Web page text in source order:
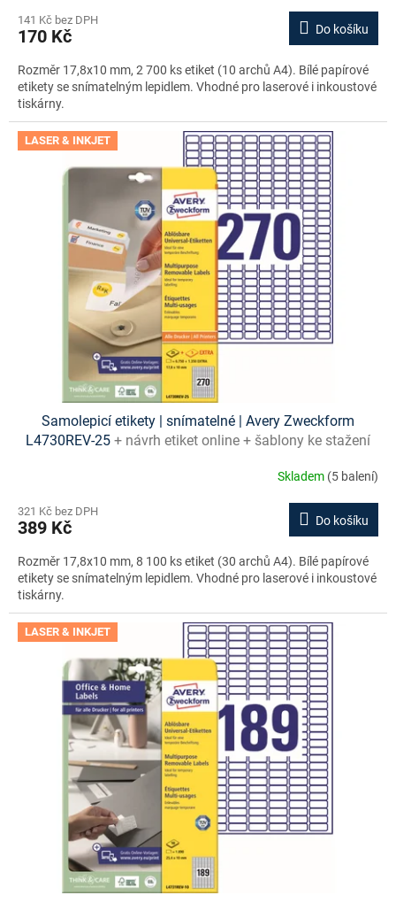
141 Kč bez DPH
170 Kč Do košíku
Rozměr 17,8x10 mm, 2 700 ks etiket (10 archů A4). Bílé papírové
etikety se snímatelným lepidlem. Vhodné pro laserové i inkoustové
tiskárny.
LASER & INKJET
Samolepicí etikety | snímatelné | Avery Zweckform
L4730REV-25 + návrh etiket online + šablony ke stažení
Skladem (5 balení)
321 Kč bez DPH
389 Kč Do košíku
Rozměr 17,8x10 mm, 8 100 ks etiket (30 archů A4). Bílé papírové
etikety se snímatelným lepidlem. Vhodné pro laserové i inkoustové
tiskárny.
LASER & INKJET